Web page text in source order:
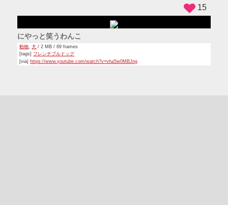
にやっと笑うわんこ
動物 ,犬 / 2 MB / 69 frames
[tags] フレンチブルドッグ
[via] https://www.youtube.com/watch?v=vha5w0MBJng
15